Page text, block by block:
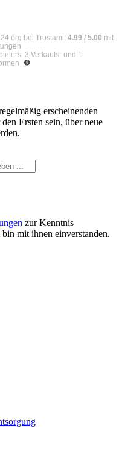
bei Trustami: 4.99 / 5.00 mit
3 Verkaufs- und 1
erscheinenden
Ersten sein, über neue
zur Kenntnis
bin mit ihnen einverstanden.